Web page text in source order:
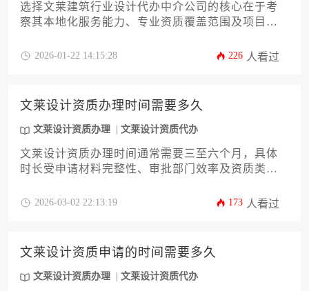
选择文莱建筑行业设计代办中介公司的核心在于考
察其本地化服务能力、专业资质覆盖范围及项目案
景及客户评价体系进行综合判断，优先考虑具备文
2026-01-22 14:15:28 226 人看过
文莱设计资质办理时间需要多久
文莱设计资质办理 文莱设计资质代办
文莱设计资质办理时间通常需要三至六个月，具体
时长受申请材料完整性、审批部门效率及资质类型
审核评估及最终发证等环节，企业可通过提前规
2026-03-02 22:13:19 173 人看过
文莱设计资质申请的时间需要多久
文莱设计资质办理 文莱设计资质代办